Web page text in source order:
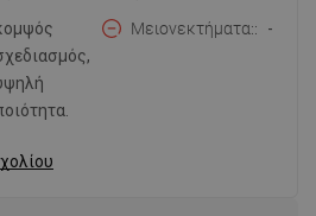
Μειονεκτήματα: -